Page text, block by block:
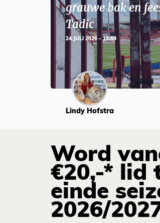
grauwe bak en
Tadic
24 JULI 2026 - 11:59
Lindy Hofstra
Word
€20,-* lid
einde
2026/